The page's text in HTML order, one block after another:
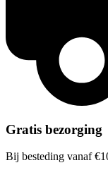
Gratis bezorging
Bij besteding vanaf